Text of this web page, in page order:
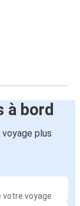
à bord
plus
votre voyage